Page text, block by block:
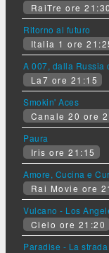
RaiTre ore 21:30
Ritorno al futuro
Italia 1 ore
A 007, dalla Russia
La7 ore 21:15
Smokin' Aces
Canale 20 ore
Paura
Iris ore 21:15
Amore, Cucina e
Rai Movie ore
Vulcano - Los
Cielo ore 21:20
Paradise - La